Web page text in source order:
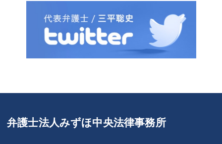
弁護士法人みずほ中央法律事務所